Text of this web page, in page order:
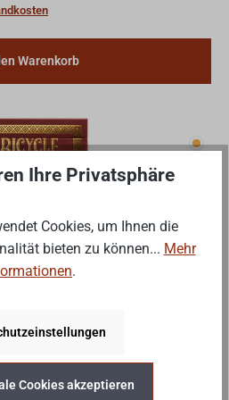
Warenkorb
Spieleabends mit den von
rund um Timon, Pumbaa und
Ihre Privatsphäre
Cookies, um Ihnen die
bieten zu können... Mehr
.
Cookies akzeptieren